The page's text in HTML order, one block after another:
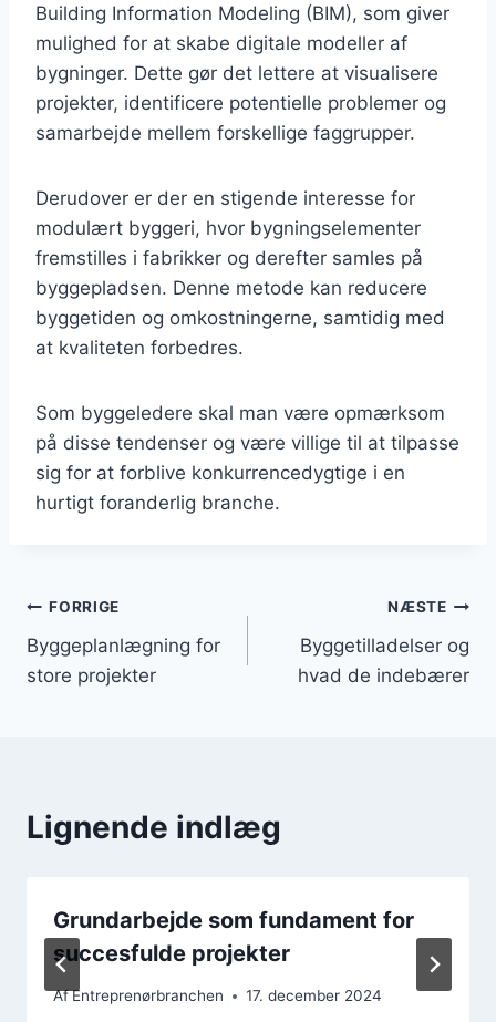
Building Information Modeling (BIM), som giver
mulighed for at skabe digitale modeller af
bygninger. Dette gør det lettere at visualisere
projekter, identificere potentielle problemer og
samarbejde mellem forskellige faggrupper.
Derudover er der en stigende interesse for
modulært byggeri, hvor bygningselementer
fremstilles i fabrikker og derefter samles på
byggepladsen. Denne metode kan reducere
byggetiden og omkostningerne, samtidig med
at kvaliteten forbedres.
Som byggeledere skal man være opmærksom
på disse tendenser og være villige til at tilpasse
sig for at forblive konkurrencedygtige i en
hurtigt foranderlig branche.
Indlægsnavigation
FORRIGE
Byggeplanlægning for
store projekter
NÆSTE
Byggetilladelser og
hvad de indebærer
Lignende indlæg
Grundarbejde som fundament for
succesfulde projekter
AfEntreprenørbranchen 17. december 2024